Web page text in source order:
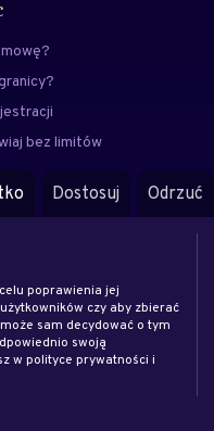
bez limitów
Dostosuj Odrzuć
poprawienia jej
czy aby zbierać
sam decydować o tym
swoją
w polityce prywatności i